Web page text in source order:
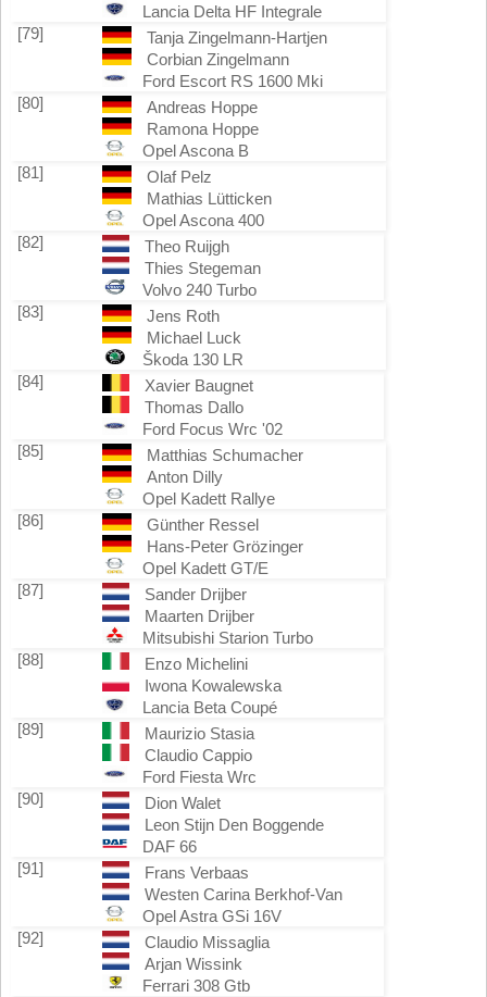
Lancia Delta HF Integrale
[79]
Tanja Zingelmann-Hartjen
Corbian Zingelmann
Ford Escort RS 1600 Mki
[80]
Andreas Hoppe
Ramona Hoppe
Opel Ascona B
[81]
Olaf Pelz
Mathias Lütticken
Opel Ascona 400
[82]
Theo Ruijgh
Thies Stegeman
Volvo 240 Turbo
[83]
Jens Roth
Michael Luck
Škoda 130 LR
[84]
Xavier Baugnet
Thomas Dallo
Ford Focus Wrc '02
[85]
Matthias Schumacher
Anton Dilly
Opel Kadett Rallye
[86]
Günther Ressel
Hans-Peter Grözinger
Opel Kadett GT/E
[87]
Sander Drijber
Maarten Drijber
Mitsubishi Starion Turbo
[88]
Enzo Michelini
Iwona Kowalewska
Lancia Beta Coupé
[89]
Maurizio Stasia
Claudio Cappio
Ford Fiesta Wrc
[90]
Dion Walet
Leon Stijn Den Boggende
DAF 66
[91]
Frans Verbaas
Westen Carina Berkhof-Van
Opel Astra GSi 16V
[92]
Claudio Missaglia
Arjan Wissink
Ferrari 308 Gtb